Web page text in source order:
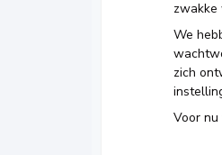
zwakke
We
zich
Voor